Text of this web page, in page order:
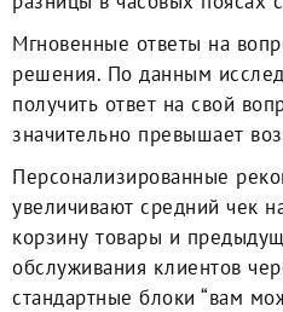
Мгновенные ответы на
решения. По данным
получить ответ на свой
значительно превышает
Персонализированные
увеличивают средний чек
корзину товары и
обслуживания клиентов
стандартные блоки “вам